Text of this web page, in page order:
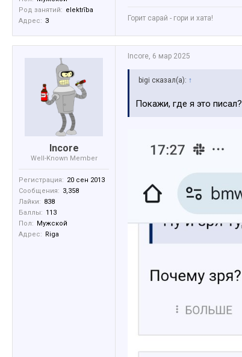
Род занятий: elektrība
Адрес: З Горит сарай - гори и хата!
Incore
Well-Known Member
Регистрация: 20 сен 2013
Сообщения: 3,358
Лайки: 838
Баллы: 113
Пол:
Мужской
Адрес:
Riga
Incore, 6 мар 2025
bigi сказал(а): ↑
Покажи, где я это писал?